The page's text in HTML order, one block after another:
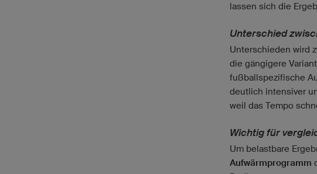
lassen sich die
Unterschied
Unterschieden wird
die gängigere
fußballspezifische
deutlich intensiver
weil das Tempo
Wichtig für
Um belastbare
Aufwärmprogramm